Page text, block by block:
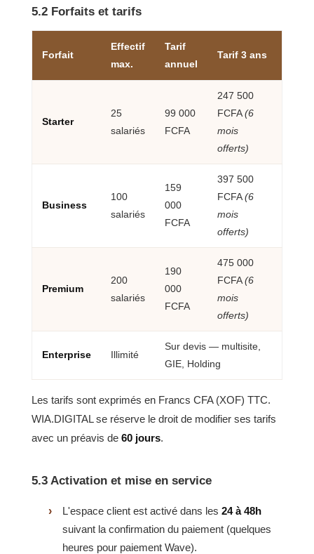
5.2 Forfaits et tarifs
Forfait
Effectif
max.
Tarif
annuel
Tarif 3 ans
Starter
25
salariés
99 000
FCFA
247 500
FCFA(6
mois
offerts)
Business
100
salariés
159
000
FCFA
397 500
FCFA(6
mois
offerts)
Premium
200
salariés
190
000
FCFA
475 000
FCFA(6
mois
offerts)
Enterprise Illimité
Sur devis — multisite,
GIE, Holding
Les tarifs sont exprimés en Francs CFA (XOF) TTC.
WIA.DIGITAL se réserve le droit de modifier ses tarifs
avec un préavis de 60 jours.
5.3 Activation et mise en service
L'espace client est activé dans les 24 à 48h
suivant la confirmation du paiement (quelques
heures pour paiement Wave).